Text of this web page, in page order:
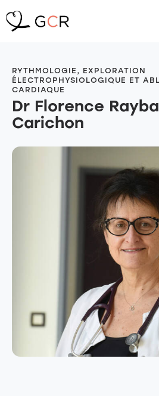
RYTHMOLOGIE, EXPLORATION
ÉLECTROPHYSIOLOGIQUE ET
CARDIAQUE
Dr Florence
Carichon